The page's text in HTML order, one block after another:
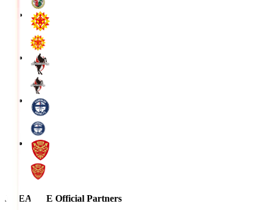
J.LEAGUE Official Partners